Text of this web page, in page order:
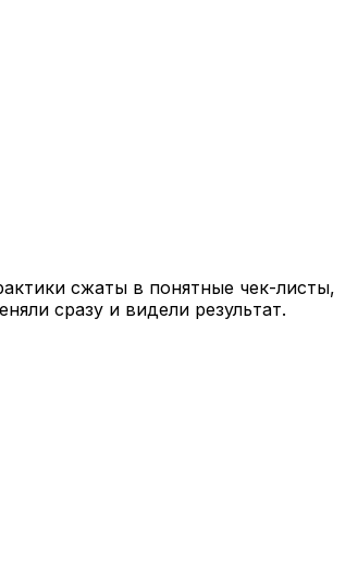
сжаты в понятные чек-листы,
сразу и видели результат.